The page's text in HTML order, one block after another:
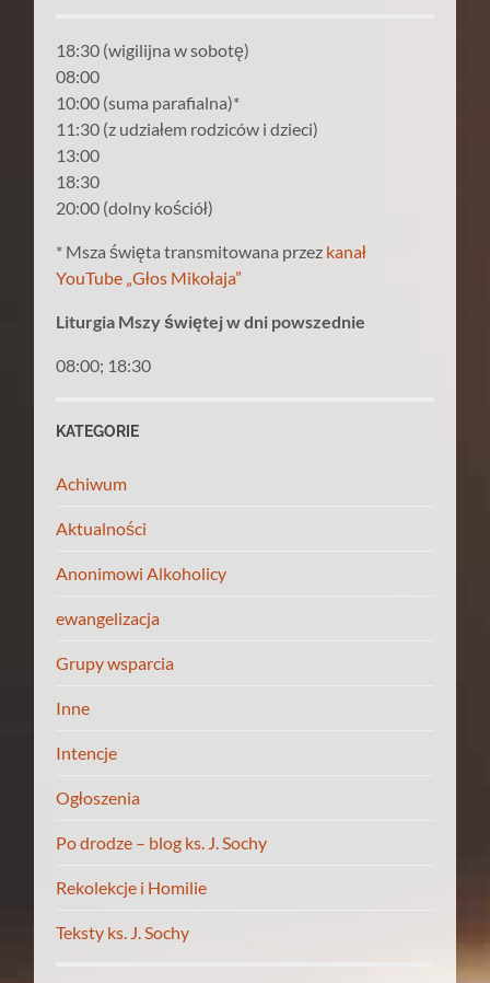
18:30 (wigilijna w sobotę)
08:00
10:00 (suma parafialna)*
11:30 (z udziałem rodziców i dzieci)
13:00
18:30
20:00 (dolny kościół)
* Msza święta transmitowana przez kanał
YouTube „Głos Mikołaja”
Liturgia Mszy świętej w dni powszednie
08:00; 18:30
KATEGORIE
Achiwum
Aktualności
Anonimowi Alkoholicy
ewangelizacja
Grupy wsparcia
Inne
Intencje
Ogłoszenia
Po drodze – blog ks. J. Sochy
Rekolekcje i Homilie
Teksty ks. J. Sochy